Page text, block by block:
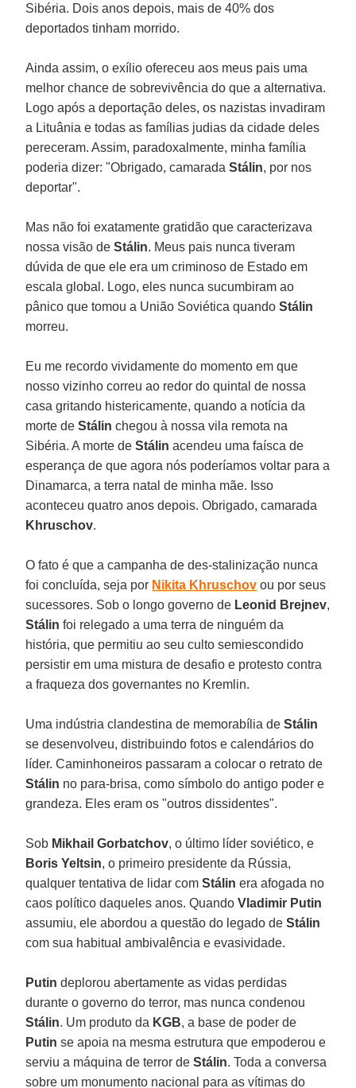
Sibéria. Dois anos depois, mais de 40% dos
deportados tinham morrido.
Ainda assim, o exílio ofereceu aos meus pais uma
melhor chance de sobrevivência do que a alternativa.
Logo após a deportação deles, os nazistas invadiram
a Lituânia e todas as famílias judias da cidade deles
pereceram. Assim, paradoxalmente, minha família
poderia dizer: "Obrigado, camaradaStálin, por nos
deportar".
Mas não foi exatamente gratidão que caracterizava
nossa visão deStálin. Meus pais nunca tiveram
dúvida de que ele era um criminoso de Estado em
escala global. Logo, eles nunca sucumbiram ao
pânico que tomou a União Soviética quandoStálin
morreu.
Eu me recordo vividamente do momento em que
nosso vizinho correu ao redor do quintal de nossa
casa gritando histericamente, quando a notícia da
morte deStálin chegou à nossa vila remota na
Sibéria. A morte de Stálin acendeu uma faísca de
esperança de que agora nós poderíamos voltar para a
Dinamarca, a terra natal de minha mãe. Isso
aconteceu quatro anos depois. Obrigado, camarada
Khruschov.
O fato é que a campanha de des-stalinização nunca
foi concluída, seja por Nikita Khruschov ou por seus
sucessores. Sob o longo governo de Leonid Brejnev,
Stálin foi relegado a uma terra de ninguém da
história, que permitiu ao seu culto semiescondido
persistir em uma mistura de desafio e protesto contra
a fraqueza dos governantes no Kremlin.
Uma indústria clandestina de memorabília de Stálin
se desenvolveu, distribuindo fotos e calendários do
líder. Caminhoneiros passaram a colocar o retrato de
Stálin no para-brisa, como símbolo do antigo poder e
grandeza. Eles eram os "outros dissidentes".
Sob Mikhail Gorbatchov, o último líder soviético, e
Boris Yeltsin, o primeiro presidente da Rússia,
qualquer tentativa de lidar comStálin era afogada no
caos político daqueles anos. QuandoVladimir Putin
assumiu, ele abordou a questão do legado deStálin
com sua habitual ambivalência e evasividade.
Putin deplorou abertamente as vidas perdidas
durante o governo do terror, mas nunca condenou
Stálin. Um produto da KGB, a base de poder de
Putin se apoia na mesma estrutura que empoderou e
serviu a máquina de terror deStálin. Toda a conversa
sobre um monumento nacional para as vítimas do